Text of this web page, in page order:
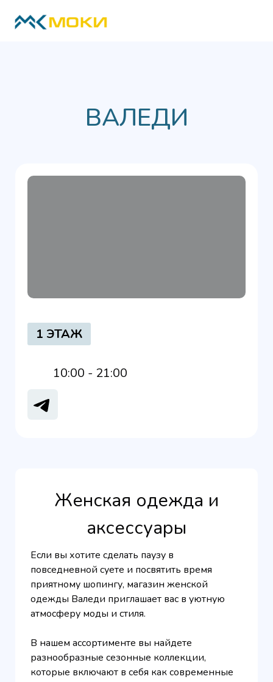
ВАЛЕДИ
1 ЭТАЖ
10:00 - 21:00
Женская одежда и
аксессуары
Если вы хотите сделать паузу в
повседневной суете и посвятить время
приятному шопингу, магазин женской
одежды Валеди приглашает вас в уютную
атмосферу моды и стиля.
В нашем ассортименте вы найдете
разнообразные сезонные коллекции,
которые включают в себя как современные